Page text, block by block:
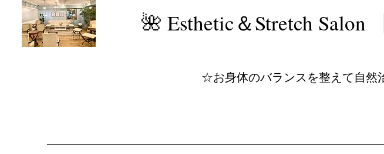
​🌺 Esthetic＆Stretch Salon
☆お身体のバランスを整えて自然